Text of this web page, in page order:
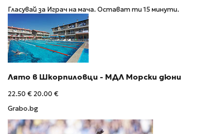
Гласувай за Играч на мача. Остават ти 15 минути.
Лято в Шкорпиловци - МДЛ Морски дюни
22.50 € 20.00 €
Grabo.bg